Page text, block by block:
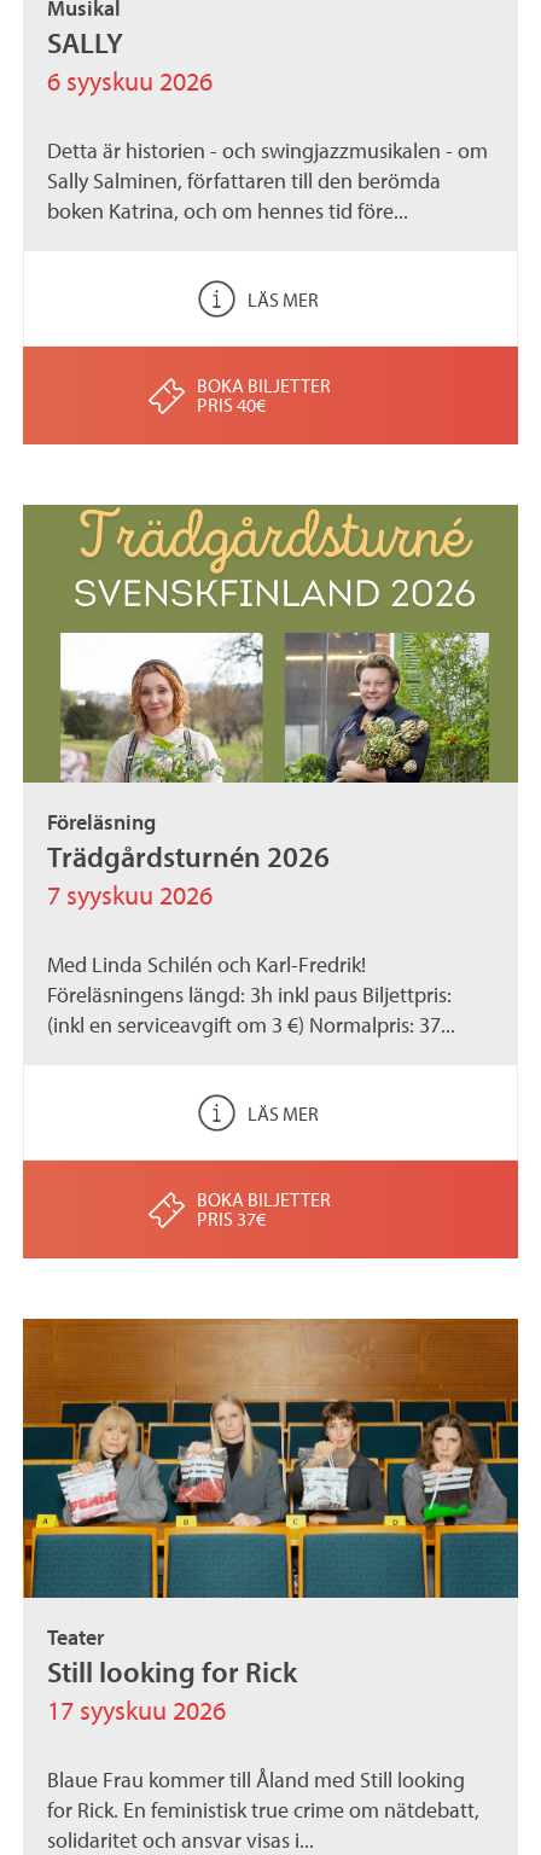
Musikal
SALLY
6 syyskuu 2026
Detta är historien - och swingjazzmusikalen - om
Sally Salminen, författaren till den berömda
boken Katrina, och om hennes tid före...
LÄS MER
BOKA BILJETTER
PRIS 40€
Föreläsning
Trädgårdsturnén 2026
7 syyskuu 2026
Med Linda Schilén och Karl-Fredrik!
Föreläsningens längd: 3h inkl paus Biljettpris:
(inkl en serviceavgift om 3 €) Normalpris: 37...
LÄS MER
BOKA BILJETTER
PRIS 37€
Teater
Still looking for Rick
17 syyskuu 2026
Blaue Frau kommer till Åland med Still looking
for Rick. En feministisk true crime om nätdebatt,
solidaritet och ansvar visas i...